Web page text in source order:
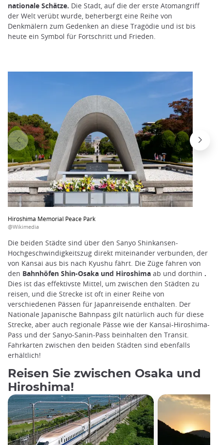
nationale Schätze. Die Stadt, auf die der erste Atomangriff
der Welt verübt wurde, beherbergt eine Reihe von
Denkmälern zum Gedenken an diese Tragödie und ist bis
heute ein Symbol für Fortschritt und Frieden.
Hiroshima Memorial Peace Park
@Wikimedia
Die beiden Städte sind über den Sanyo Shinkansen-
Hochgeschwindigkeitszug direkt miteinander verbunden, der
von Kansai aus bis nach Kyushu fährt. Die Züge fahren von
den Bahnhöfen Shin-Osaka und Hiroshima ab und dorthin .
Dies ist das effektivste Mittel, um zwischen den Städten zu
reisen, und die Strecke ist oft in einer Reihe von
verschiedenen Pässen für Japanreisende enthalten. Der
Nationale Japanische Bahnpass gilt natürlich auch für diese
Strecke, aber auch regionale Pässe wie der Kansai-Hiroshima-
Pass und der Sanyo-Sanin-Pass beinhalten den Transit.
Fahrkarten zwischen den beiden Städten sind ebenfalls
erhältlich!
Reisen Sie zwischen Osaka und
Hiroshima!